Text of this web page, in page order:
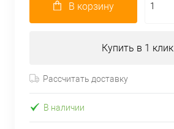
В корзину
Купить в 1 клик
Рассчитать доставку
В наличии